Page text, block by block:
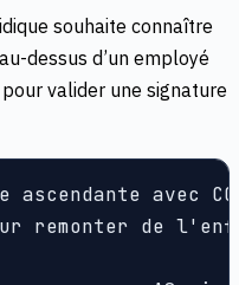
souhaite connaître
dessus d’un employé
valider une signature
avec
remonter de